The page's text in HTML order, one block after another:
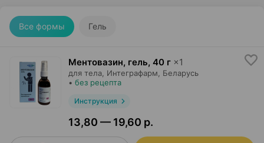
Все формы Гель
Ментовазин, гель, 40 г ×1
для тела, Интеграфарм , Беларусь
• без рецепта
Инструкция
13,80 — 19,60 р.